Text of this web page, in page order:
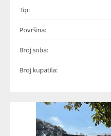
Tip:
Površina:
Broj soba:
Broj kupatila: